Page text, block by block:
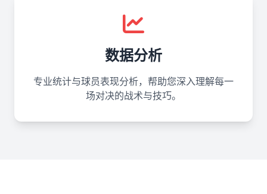
数据分析
专业统计与球员表现分析，帮助您深入理解每一
场对决的战术与技巧。